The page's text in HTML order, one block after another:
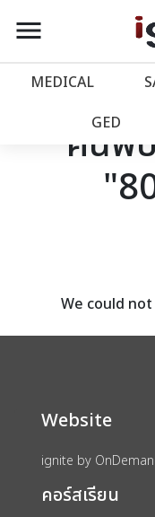
account_balance หน้าแรก
เว็บไซต์อิก
โปรโมชั่น
assignment ลงทะเบียน
menu
MEDICAL
GED
ค้นพ
We could
Website
ignite by
คอร์สเรียน